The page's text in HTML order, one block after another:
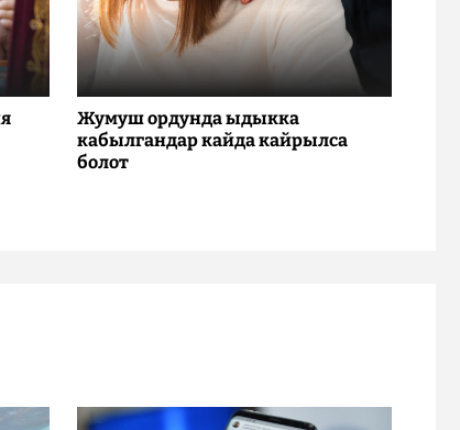
Жумуш ордунда ыдыкка
кабылгандар кайда кайрылса
болот